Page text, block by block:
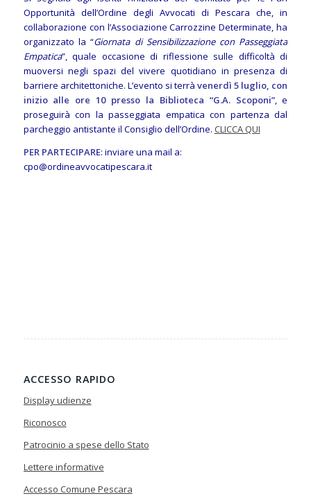
Opportunità dell’Ordine degli Avvocati di Pescara che, in
collaborazione con l’Associazione Carrozzine Determinate, ha
organizzato la “Giornata di Sensibilizzazione con Passeggiata
Empatica”, quale occasione di riflessione sulle difficoltà di
muoversi negli spazi del vivere quotidiano in presenza di
barriere architettoniche. L’evento si terràvenerdì 5 luglio, con
inizio alle ore 10 presso la Biblioteca “G.A. Scoponi”, e
proseguirà con la passeggiata empatica con partenza dal
parcheggio antistante il Consiglio dell’Ordine. CLICCA QUI
PER PARTECIPARE: inviare una mail a:
cpo@ordineavvocatipescara.it
ACCESSO RAPIDO
Display udienze
Riconosco
Patrocinio a spese dello Stato
Lettere informative
Accesso Comune Pescara